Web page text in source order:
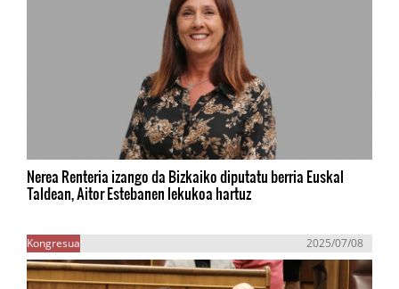
Nerea Renteria izango da Bizkaiko diputatu berria Euskal
Taldean, Aitor Estebanen lekukoa hartuz
Kongresua 2025/07/08